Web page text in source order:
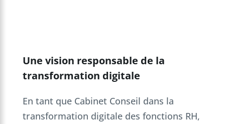
Une vision responsable de la
transformation digitale
En tant que Cabinet Conseil dans la
transformation digitale des fonctions RH,